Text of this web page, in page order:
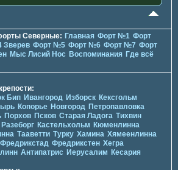
Северные: Главная Форт №1 Форт
Зверев Форт №5 Форт №6 Форт №7 Форт
Мыс Лисий Нос Воспоминания Где всё
Бип Ивангород Изборск Кексгольм
Копорье Новгород Петропавловка
Порхов Псков Старая Ладога Тихвин
Кастельхольм Кюменлинна
Тааветти Турку Хамина Хямеенлинна
Фредрикстад Фредрикстен Хегра
Антипатрис Иерусалим Кесария